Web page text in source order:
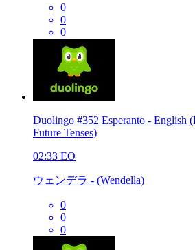
0
0
0
Duolingo #352 Esperanto - English
Future Tenses)
02:33 EO
ウェンデラ - (Wendella)
0
0
0